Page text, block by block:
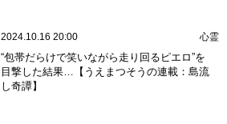
2024.10.16 20:00 心霊
“包帯だらけで笑いながら走り回るピエロ”を
目撃した結果…【うえまつそうの連載：島流
し奇譚】